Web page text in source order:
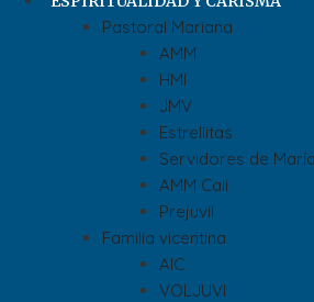
Pastoral Mariana
AMM
HMI
JMV
Estrellitas
Servidores de María
AMM Cali
Prejuvil
Familia vicentina
AIC
VOLJUVI